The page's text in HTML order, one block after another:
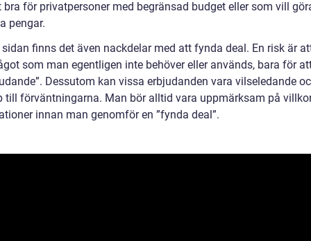
bra för privatpersoner med begränsad budget eller som vill
pengar.
finns det även nackdelar med att fynda deal. En risk är
som man egentligen inte behöver eller används, bara för
Dessutom kan vissa erbjudanden vara vilseledande
till förväntningarna. Man bör alltid vara uppmärksam på
innan man genomför en ”fynda deal”.